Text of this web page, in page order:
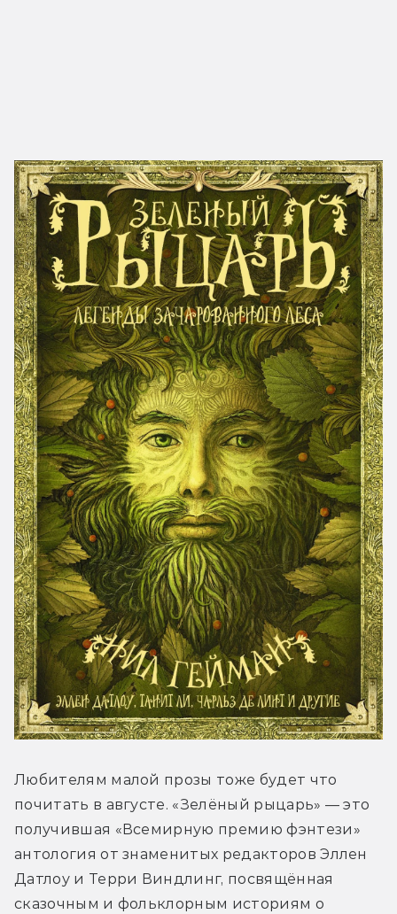
Любителям малой прозы тоже будет что
почитать в августе. «Зелёный рыцарь» — это
получившая «Всемирную премию фэнтези»
антология от знаменитых редакторов Эллен
Датлоу и Терри Виндлинг, посвящённая
сказочным и фольклорным историям о